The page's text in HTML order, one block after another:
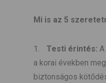
Mi is az 5
Testi érintés:
a korai években
biztonságos